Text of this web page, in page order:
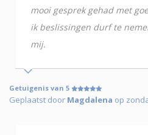
mooi gesprek gehad met
ik beslissingen durf te
mij.
Getuigenis van 5
Geplaatst door Magdalena op